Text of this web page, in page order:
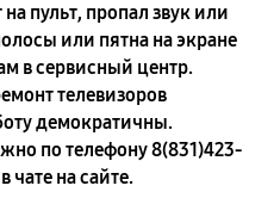
пульт, пропал звук или
или пятна на экране
в сервисный центр.
телевизоров
демократичны.
по телефону8(831)423-
чате на сайте.